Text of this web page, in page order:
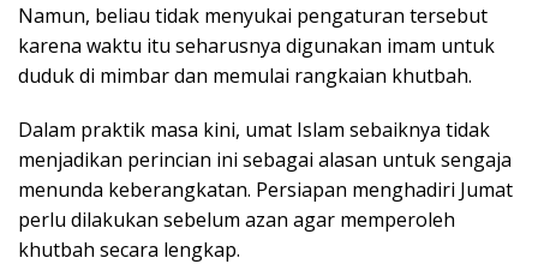
Namun, beliau tidak menyukai pengaturan tersebut
karena waktu itu seharusnya digunakan imam untuk
duduk di mimbar dan memulai rangkaian khutbah.
Dalam praktik masa kini, umat Islam sebaiknya tidak
menjadikan perincian ini sebagai alasan untuk sengaja
menunda keberangkatan. Persiapan menghadiri Jumat
perlu dilakukan sebelum azan agar memperoleh
khutbah secara lengkap.